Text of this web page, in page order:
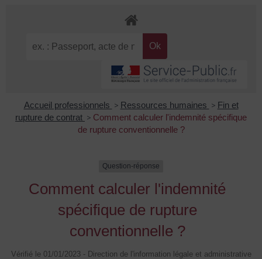
Accueil professionnels > Ressources humaines > Fin et
rupture de contrat > Comment calculer l'indemnité spécifique
de rupture conventionnelle ?
Question-réponse
Comment calculer l'indemnité
spécifique de rupture
conventionnelle ?
Vérifié le 01/01/2023 - Direction de l'information légale et administrative